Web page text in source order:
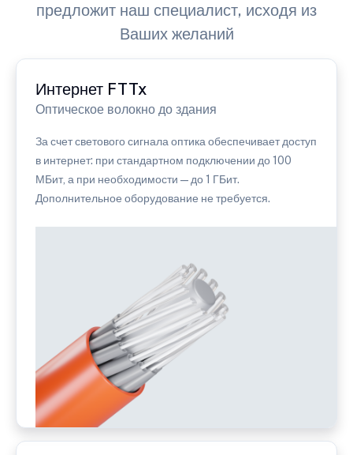
предложит наш специалист, исходя из
Ваших желаний
Интернет FTTx
Оптическое волокно до здания
За счет светового сигнала оптика обеспечивает доступ
в интернет: при стандартном подключении до 100
МБит, а при необходимости — до 1 ГБит.
Дополнительное оборудование не требуется.